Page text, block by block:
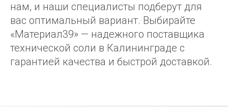
нам, и наши специалисты подберут для
вас оптимальный вариант. Выбирайте
«Материал39» — надежного поставщика
технической соли в Калининграде с
гарантией качества и быстрой доставкой.